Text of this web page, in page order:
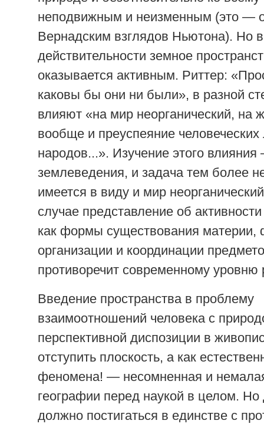
неподвижным и неизменным (это —
Вернадским взглядов Ньютона). Но в
действительности земное
оказывается активным. Риттер:
каковы бы они ни были», в разной
влияют «на мир неорганический, на
вообще и преуспеяние человеческих
народов...». Изучение этого
землеведения, и задача тем более
имеется в виду и мир
случае представление об
как формы существования
организации и координации
противоречит современному уровню
Введение пространства в проблему
взаимоотношений человека с
перспективной диспозиции в
отступить плоскость, а как
феномена! — несомненная и
географии перед наукой в целом. Но
должно постигаться в единстве с